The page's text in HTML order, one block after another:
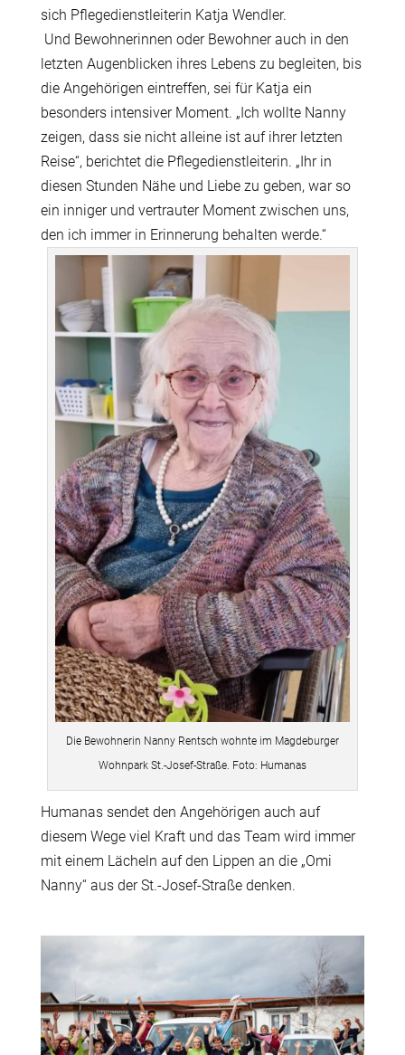
sich Pflegedienstleiterin Katja Wendler.
Und Bewohnerinnen oder Bewohner auch in den
letzten Augenblicken ihres Lebens zu begleiten, bis
die Angehörigen eintreffen, sei für Katja ein
besonders intensiver Moment. „Ich wollte Nanny
zeigen, dass sie nicht alleine ist auf ihrer letzten
Reise“, berichtet die Pflegedienstleiterin. „Ihr in
diesen Stunden Nähe und Liebe zu geben, war so
ein inniger und vertrauter Moment zwischen uns,
den ich immer in Erinnerung behalten werde.“
Die Bewohnerin Nanny Rentsch wohnte im Magdeburger
Wohnpark St.-Josef-Straße. Foto: Humanas
Humanas sendet den Angehörigen auch auf
diesem Wege viel Kraft und das Team wird immer
mit einem Lächeln auf den Lippen an die „Omi
Nanny“ aus der St.-Josef-Straße denken.